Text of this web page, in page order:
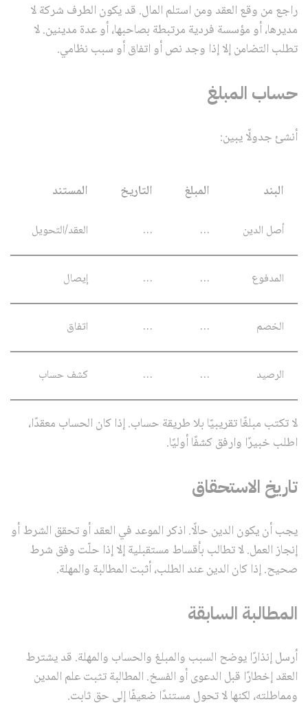
راجع من وقع العقد ومن استلم المال. قد يكون الطرف شركة لا
مديرها، أو مؤسسة فردية مرتبطة بصاحبها، أو عدة مدينين. لا
تطلب التضامن إلا إذا وجد نص أو اتفاق أو سبب نظامي.
حساب المبلغ
أنشئ جدولًا يبين:
البند المبلغ التاريخ المستند
أصل الدين …
… العقد/التحويل
المدفوع …
… إيصال
الخصم …
… اتفاق
الرصيد …
… كشف حساب
لا تكتب مبلغًا تقريبيًا بلا طريقة حساب. إذا كان الحساب معقدًا،
اطلب خبيرًا وارفق كشفًا أوليًا.
تاريخ الاستحقاق
يجب أن يكون الدين حالًا. اذكر الموعد في العقد أو تحقق الشرط أو
إنجاز العمل. لا تطالب بأقساط مستقبلية إلا إذا حلّت وفق شرط
صحيح. إذا كان الدين عند الطلب، أثبت المطالبة والمهلة.
المطالبة السابقة
أرسل إنذارًا يوضح السبب والمبلغ والحساب والمهلة. قد يشترط
العقد إخطارًا قبل الدعوى أو الفسخ. المطالبة تثبت علم المدين
ومماطلته، لكنها لا تحول مستندًا ضعيفًا إلى حق ثابت.